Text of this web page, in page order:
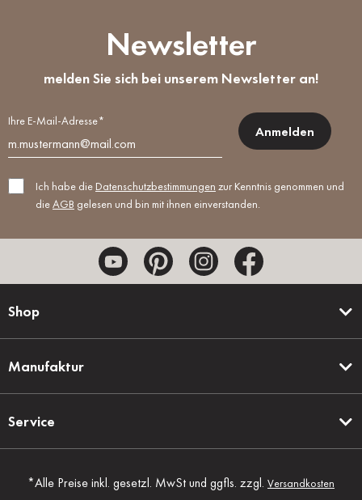
Newsletter
melden Sie sich bei unserem Newsletter an!
Ihre E-Mail-Adresse*
Anmelden
Ich habe die Datenschutzbestimmungen zur Kenntnis genommen und
dieAGB gelesen und bin mit ihnen einverstanden.
Shop
Manufaktur
Service
*Alle Preise inkl. gesetzl. MwSt und ggfls. zzgl. Versandkosten